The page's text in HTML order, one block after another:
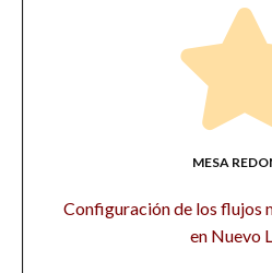
MESA
Configuración de los flujos
en Nuevo